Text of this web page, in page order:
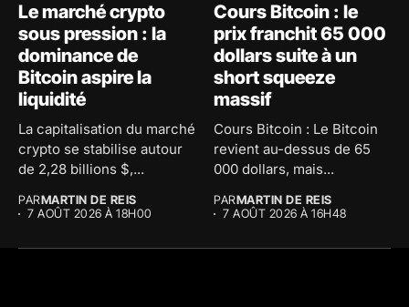
Le marché crypto
sous pression : la
dominance de
Bitcoin aspire la
liquidité
La capitalisation du marché
crypto se stabilise autour
de 2,28 billions $,...
PARMARTIN DE REIS
7 AOÛT 2026 À 18H00
Cours Bitcoin : le
prix franchit 65 000
dollars suite à un
short squeeze
massif
Cours Bitcoin : Le Bitcoin
revient au-dessus de 65
000 dollars, mais...
PARMARTIN DE REIS
7 AOÛT 2026 À 16H48